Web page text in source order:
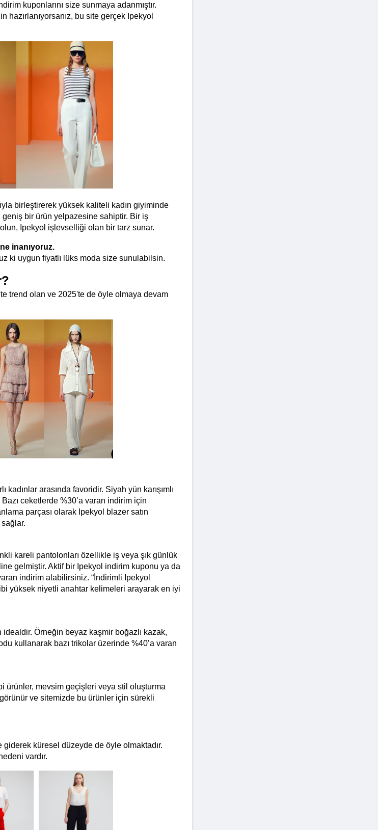
kuponlarını size sunmaya adanmıştır.
hazırlanıyorsanız, bu site gerçek Ipekyol
birleştirerek yüksek kaliteli kadın giyiminde
geniş bir ürün yelpazesine sahiptir. Bir iş
olun, Ipekyol işlevselliği olan bir tarz sunar.
inanıyoruz.
ki uygun fiyatlı lüks moda size sunulabilsin.
trend olan ve 2025'te de öyle olmaya devam
arasında favoridir. Siyah yün karışımlı
ceketlerde %30’a varan indirim için
parçası olarak Ipekyol blazer satın
kareli pantolonları özellikle iş veya şık günlük
gelmiştir. Aktif bir Ipekyol indirim kuponu ya da
indirim alabilirsiniz. “İndirimli Ipekyol
yüksek niyetli anahtar kelimeleri arayarak en iyi
idealdir. Örneğin beyaz kaşmir boğazlı kazak,
kullanarak bazı trikolar üzerinde %40’a varan
ürünler, mevsim geçişleri veya stil oluşturma
ve sitemizde bu ürünler için sürekli
giderek küresel düzeyde de öyle olmaktadır.
vardır.